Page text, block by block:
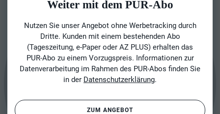
Weiter mit dem PUR-Abo
Nutzen Sie unser Angebot ohne Werbetracking durch
Dritte. Kunden mit einem bestehenden Abo
(Tageszeitung, e-Paper oder AZ PLUS) erhalten das
PUR-Abo zu einem Vorzugspreis. Informationen zur
Datenverarbeitung im Rahmen des PUR-Abos finden Sie
in der Datenschutzerklärung.
ZUM ANGEBOT